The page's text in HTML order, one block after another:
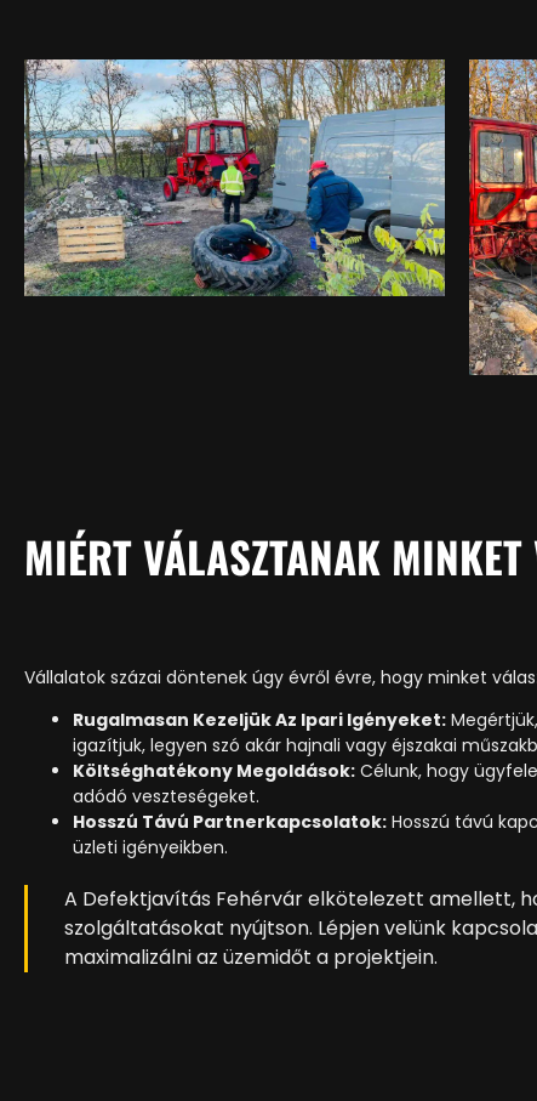
MIÉRT VÁLASZTANAK
Vállalatok százai döntenek úgy évről évre, hogy minket
Rugalmasan Kezeljük Az Ipari Igényeket:
igazítjuk, legyen szó akár hajnali vagy éjszakai
Költséghatékony Megoldások: Célunk, hogy
adódó veszteségeket.
Hosszú Távú Partnerkapcsolatok: Hosszú távú
üzleti igényeikben.
A Defektjavítás Fehérvár elkötelezett amellett,
szolgáltatásokat nyújtson. Lépjen velünk
maximalizálni az üzemidőt a projektjein.